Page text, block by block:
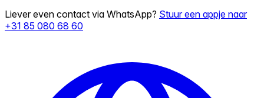
Liever even contact via WhatsApp? Stuur een appje naar
+31 85 080 68 60